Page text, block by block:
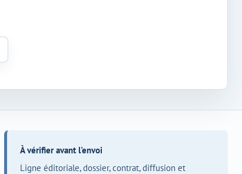
À vérifier avant l'envoi
Ligne éditoriale, dossier, contrat, diffusion et